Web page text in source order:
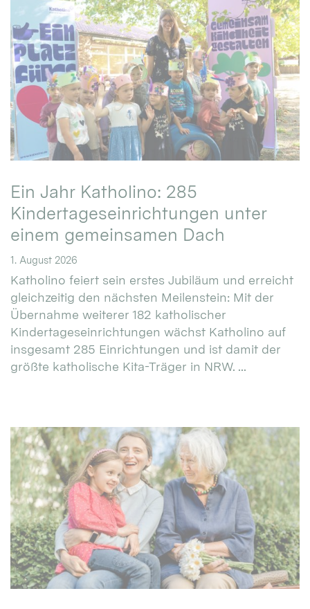
Ein Jahr Katholino: 285
Kindertageseinrichtungen unter
einem gemeinsamen Dach
1. August 2026
Katholino feiert sein erstes Jubiläum und erreicht
gleichzeitig den nächsten Meilenstein: Mit der
Übernahme weiterer 182 katholischer
Kindertageseinrichtungen wächst Katholino auf
insgesamt 285 Einrichtungen und ist damit der
größte katholische Kita-Träger in NRW. ...